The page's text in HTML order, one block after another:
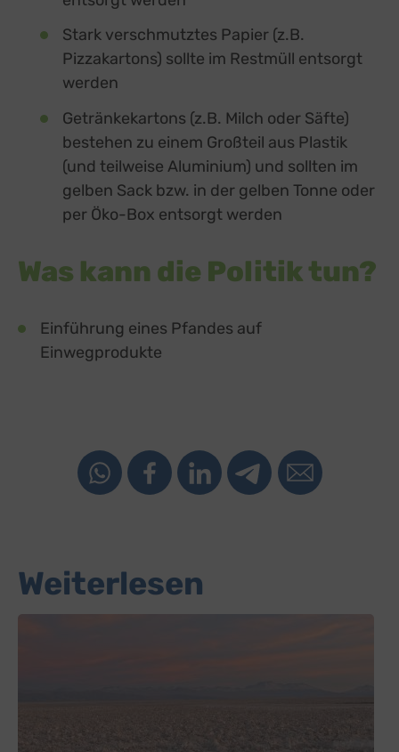
Stark verschmutztes Papier (z.B.
Pizzakartons) sollte im Restmüll entsorgt
werden
Getränkekartons (z.B. Milch oder Säfte)
bestehen zu einem Großteil aus Plastik
(und teilweise Aluminium) und sollten im
gelben Sack bzw. in der gelben Tonne oder
per Öko-Box entsorgt werden
Was kann die Politik tun?
Einführung eines Pfandes auf
Einwegprodukte
Weiterlesen